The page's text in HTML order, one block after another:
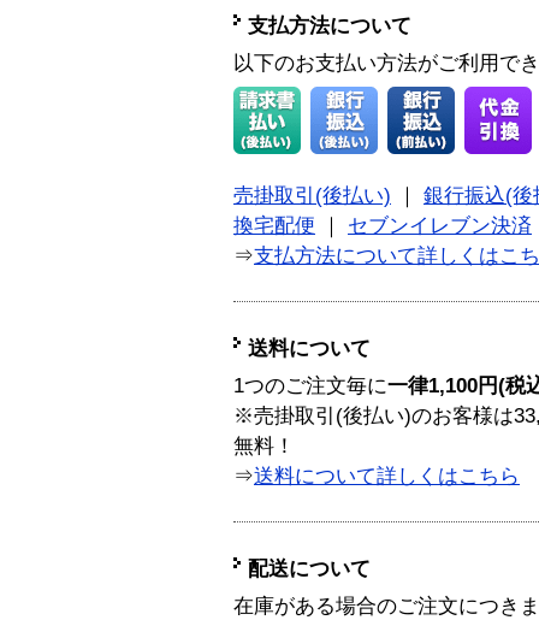
支払方法について
以下のお支払い方法がご利用で
売掛取引(後払い)
銀行振込(後
換宅配便
セブンイレブン決済
⇒支払方法について詳しくはこ
送料について
1つのご注文毎に一律1,100円(税
※売掛取引(後払い)のお客様は
無料！
⇒送料について詳しくはこちら
配送について
在庫がある場合のご注文につき